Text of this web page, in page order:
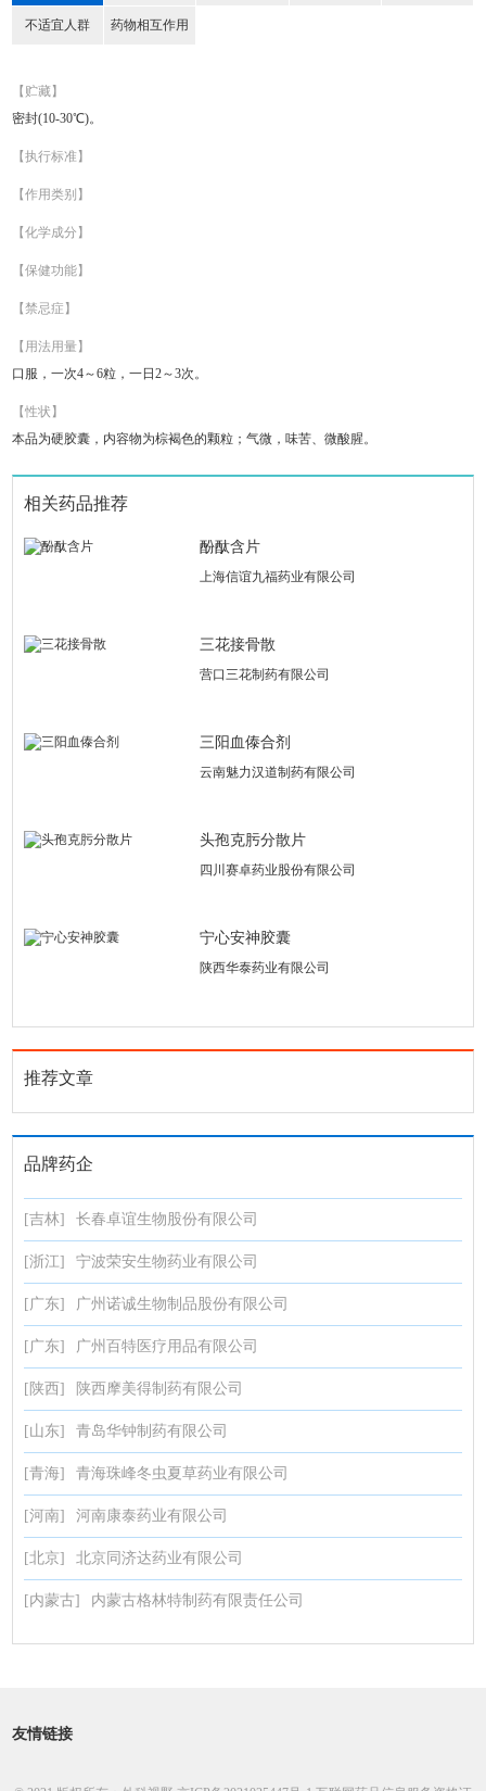
不适宜人群 药物相互作用
【贮藏】
密封(10-30℃)。
【执行标准】
【作用类别】
【化学成分】
【保健功能】
【禁忌症】
【用法用量】
口服，一次4～6粒，一日2～3次。
【性状】
本品为硬胶囊，内容物为棕褐色的颗粒；气微，味苦、微酸腥。
相关药品推荐
酚酞含片
上海信谊九福药业有限公司
三花接骨散
营口三花制药有限公司
三阳血傣合剂
云南魅力汉道制药有限公司
头孢克肟分散片
四川赛卓药业股份有限公司
宁心安神胶囊
陕西华泰药业有限公司
推荐文章
品牌药企
[吉林] 长春卓谊生物股份有限公司
[浙江] 宁波荣安生物药业有限公司
[广东] 广州诺诚生物制品股份有限公司
[广东] 广州百特医疗用品有限公司
[陕西] 陕西摩美得制药有限公司
[山东] 青岛华钟制药有限公司
[青海] 青海珠峰冬虫夏草药业有限公司
[河南] 河南康泰药业有限公司
[北京] 北京同济达药业有限公司
[内蒙古] 内蒙古格林特制药有限责任公司
友情链接